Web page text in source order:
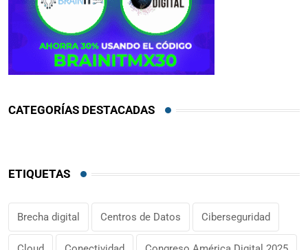
CATEGORÍAS DESTACADAS
ETIQUETAS
Brecha digital Centros de Datos Ciberseguridad